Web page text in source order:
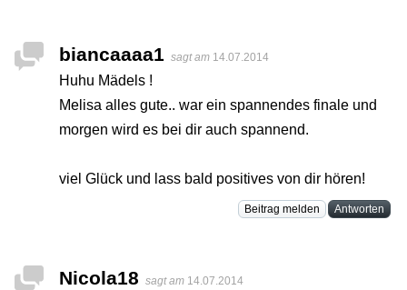
biancaaaa1 sagt am 14.07.2014
Huhu Mädels !
Melisa alles gute.. war ein spannendes finale und
morgen wird es bei dir auch spannend.
viel Glück und lass bald positives von dir hören!
Beitrag melden Antworten
Nicola18 sagt am 14.07.2014